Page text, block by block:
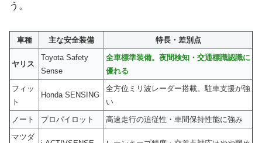
う。
車種 主な安全装備 特長・差別点
ヤリス
Toyota Safety
Sense
全車標準装備。夜間検知・交通標識認識に
優れる
フィッ
ト
Honda SENSING
全方位ミリ波レーダー搭載。駐車支援が強
い
ノート
プロパイロット
高速走行の追従性・車間保持性能に強み
マツダ